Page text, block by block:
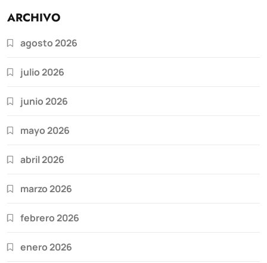
ARCHIVO
agosto 2026
julio 2026
junio 2026
mayo 2026
abril 2026
marzo 2026
febrero 2026
enero 2026